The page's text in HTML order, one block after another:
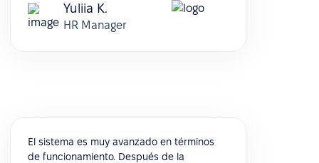
Yuliia K.
HR Manager
El sistema es muy avanzado en términos
de funcionamiento. Después de la